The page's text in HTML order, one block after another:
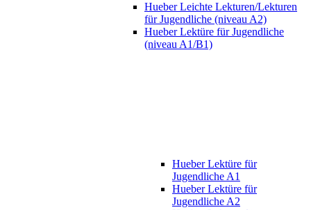
Hueber Leichte Lekturen/Lekturen
für Jugendliche (niveau A2)
Hueber Lektüre für Jugendliche
(niveau A1/B1)
Hueber Lektüre für
Jugendliche A1
Hueber Lektüre für
Jugendliche A2